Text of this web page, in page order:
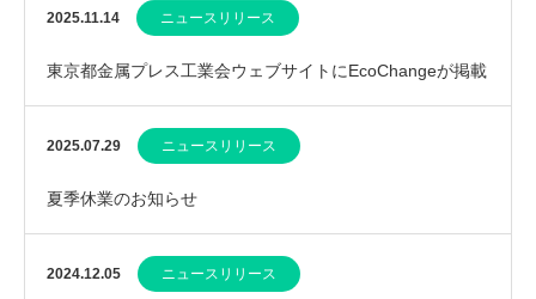
2025.11.14 ニュースリリース
東京都金属プレス工業会ウェブサイトにEcoChangeが掲載
されました
2025.07.29 ニュースリリース
夏季休業のお知らせ
2024.12.05 ニュースリリース